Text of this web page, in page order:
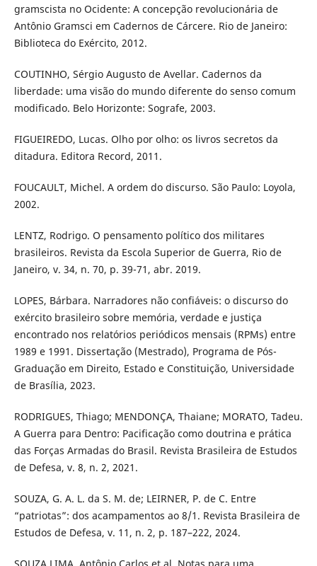
gramscista no Ocidente: A concepção revolucionária de
Antônio Gramsci em Cadernos de Cárcere. Rio de Janeiro:
Biblioteca do Exército, 2012.
COUTINHO, Sérgio Augusto de Avellar. Cadernos da
liberdade: uma visão do mundo diferente do senso comum
modificado. Belo Horizonte: Sografe, 2003.
FIGUEIREDO, Lucas. Olho por olho: os livros secretos da
ditadura. Editora Record, 2011.
FOUCAULT, Michel. A ordem do discurso. São Paulo: Loyola,
2002.
LENTZ, Rodrigo. O pensamento político dos militares
brasileiros. Revista da Escola Superior de Guerra, Rio de
Janeiro, v. 34, n. 70, p. 39-71, abr. 2019.
LOPES, Bárbara. Narradores não confiáveis: o discurso do
exército brasileiro sobre memória, verdade e justiça
encontrado nos relatórios periódicos mensais (RPMs) entre
1989 e 1991. Dissertação (Mestrado), Programa de Pós-
Graduação em Direito, Estado e Constituição, Universidade
de Brasília, 2023.
RODRIGUES, Thiago; MENDONÇA, Thaiane; MORATO, Tadeu.
A Guerra para Dentro: Pacificação como doutrina e prática
das Forças Armadas do Brasil. Revista Brasileira de Estudos
de Defesa, v. 8, n. 2, 2021.
SOUZA, G. A. L. da S. M. de; LEIRNER, P. de C. Entre
“patriotas”: dos acampamentos ao 8/1. Revista Brasileira de
Estudos de Defesa, v. 11, n. 2, p. 187–222, 2024.